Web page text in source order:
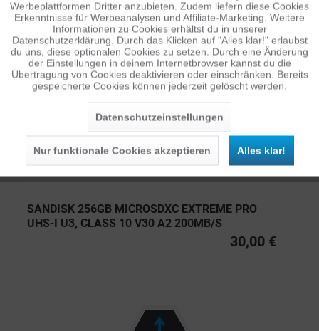
Persönliche Empfehlungen
SANDISK 256GB MICROSDXC EXTREME PRO
UHS-I U3, CLASS 10 V30 A2 200MB/S
30,00 €
Tracking Inaktiv
Personalisierung Inaktiv
Service Inaktiv
Werbeplattformen Dritter anzubieten. Zudem liefern diese Cookies
Erkenntnisse für Werbeanalysen und Affiliate-Marketing. Weitere
Informationen zu Cookies erhältst du in unserer
Datenschutzerklärung. Durch das Klicken auf "Alles klar!" erlaubst
du uns, diese optionalen Cookies zu setzen. Durch eine Änderung
der Einstellungen in deinem Internetbrowser kannst du die
Übertragung von Cookies deaktivieren oder einschränken. Bereits
gespeicherte Cookies können jederzeit gelöscht werden.
Datenschutzeinstellungen
Nur funktionale Cookies akzeptieren Alles klar!